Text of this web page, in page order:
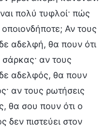
πολύ τυφλοί· πώς
Αν τους
αδελφή, θα πουν ότι
σάρκας· αν τους
αδελφός, θα πουν
αν τους ρωτήσεις
θα σου πουν ότι ο
δεν πιστεύει στον